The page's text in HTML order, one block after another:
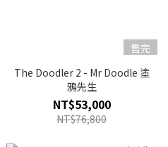
售完
The Doodler 2 - Mr Doodle 塗
鴉先生
NT$53,000
NT$76,800